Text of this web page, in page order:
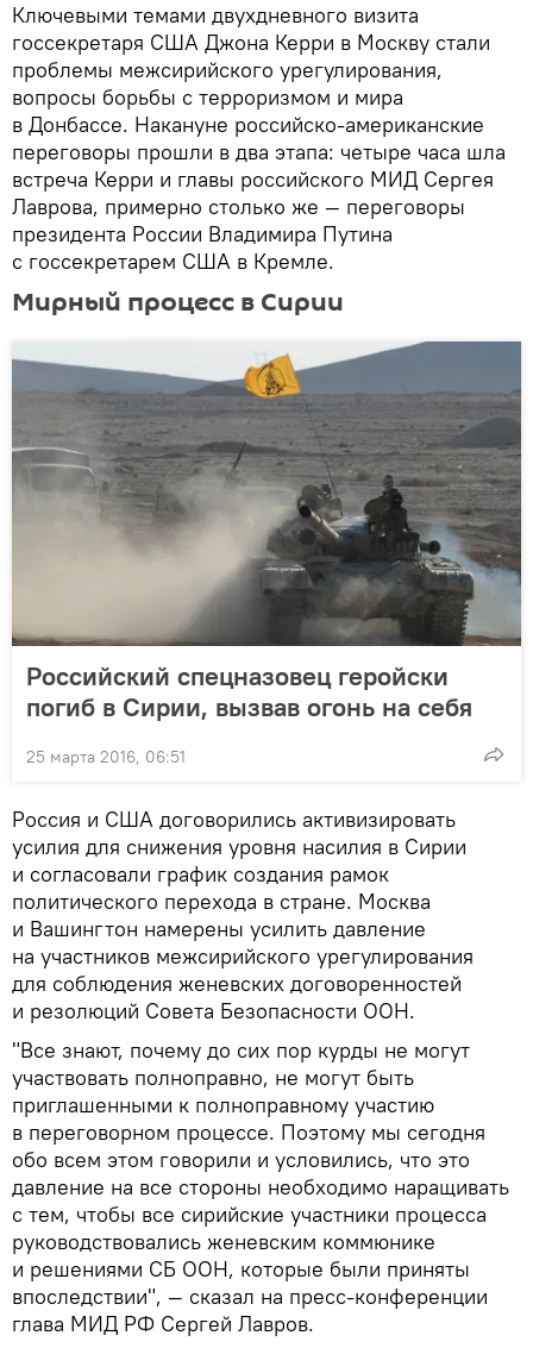
Ключевыми темами двухдневного визита
госсекретаря США Джона Керри в Москву стали
проблемы межсирийского урегулирования,
вопросы борьбы с терроризмом и мира
в Донбассе. Накануне российско-американские
переговоры прошли в два этапа: четыре часа шла
встреча Керри и главы российского МИД Сергея
Лаврова, примерно столько же — переговоры
президента России Владимира Путина
с госсекретарем США в Кремле.
Мирный процесс в Cирии
Российский спецназовец геройски
погиб в Сирии, вызвав огонь на себя
25 марта 2016, 06:51
Россия и США договорились активизировать
усилия для снижения уровня насилия в Сирии
и согласовали график создания рамок
политического перехода в стране. Москва
и Вашингтон намерены усилить давление
на участников межсирийского урегулирования
для соблюдения женевских договоренностей
и резолюций Совета Безопасности ООН.
"Все знают, почему до сих пор курды не могут
участвовать полноправно, не могут быть
приглашенными к полноправному участию
в переговорном процессе. Поэтому мы сегодня
обо всем этом говорили и условились, что это
давление на все стороны необходимо наращивать
с тем, чтобы все сирийские участники процесса
руководствовались женевским коммюнике
и решениями СБ ООН, которые были приняты
впоследствии", — сказал на пресс-конференции
глава МИД РФ Сергей Лавров.